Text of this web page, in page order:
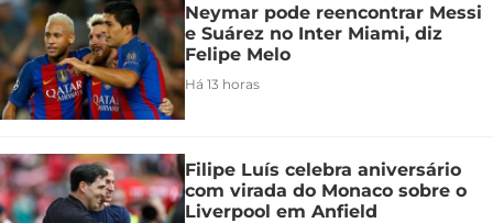
Neymar pode reencontrar Messi
e Suárez no Inter Miami, diz
Felipe Melo
Há 13 horas
Filipe Luís celebra aniversário
com virada do Monaco sobre o
Liverpool em Anfield